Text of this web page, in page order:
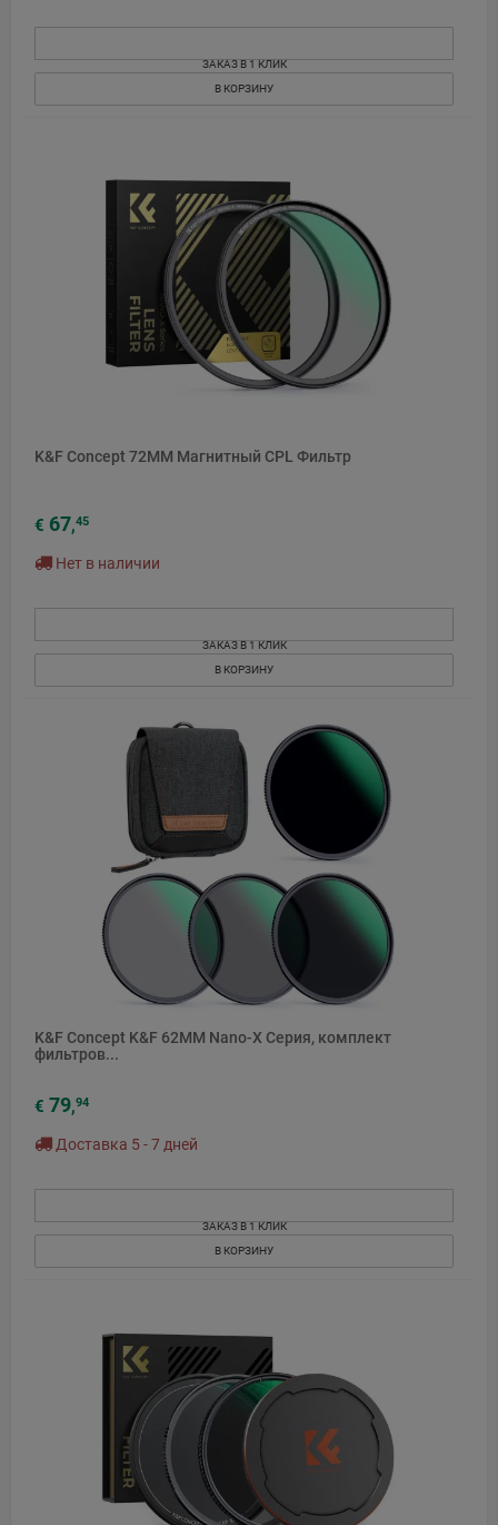
ЗАКАЗ В 1 КЛИК
В КОРЗИНУ
K&F Concept 72MM Магнитный CPL Фильтр
€ 67,45
Нет в наличии
ЗАКАЗ В 1 КЛИК
В КОРЗИНУ
K&F Concept K&F 62MM Nano-X Серия, комплект
фильтров...
€ 79,94
Доставка 5 - 7 дней
ЗАКАЗ В 1 КЛИК
В КОРЗИНУ